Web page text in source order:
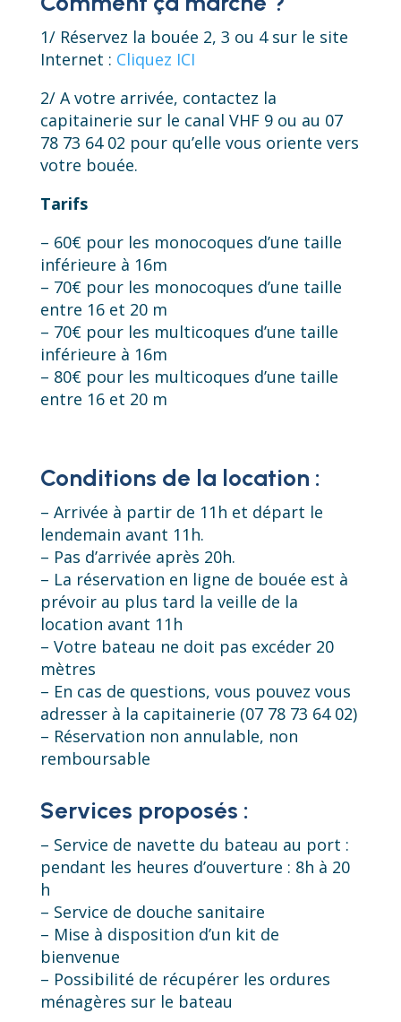
1/ Réservez la bouée 2, 3 ou 4 sur le site
Internet : Cliquez ICI
2/ A votre arrivée, contactez la
capitainerie sur le canal VHF 9 ou au 07
78 73 64 02 pour qu’elle vous oriente vers
votre bouée.
Tarifs
– 60€ pour les monocoques d’une taille
inférieure à 16m
– 70€ pour les monocoques d’une taille
entre 16 et 20 m
– 70€ pour les multicoques d’une taille
inférieure à 16m
– 80€ pour les multicoques d’une taille
entre 16 et 20 m
Conditions de la location :
– Arrivée à partir de 11h et départ le
lendemain avant 11h.
– Pas d’arrivée après 20h.
– La réservation en ligne de bouée est à
prévoir au plus tard la veille de la
location avant 11h
– Votre bateau ne doit pas excéder 20
mètres
– En cas de questions, vous pouvez vous
adresser à la capitainerie (07 78 73 64 02)
– Réservation non annulable, non
remboursable
Services proposés :
– Service de navette du bateau au port :
pendant les heures d’ouverture : 8h à 20
h
– Service de douche sanitaire
– Mise à disposition d’un kit de
bienvenue
– Possibilité de récupérer les ordures
ménagères sur le bateau